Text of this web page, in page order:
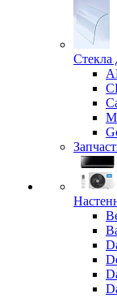
Стекла